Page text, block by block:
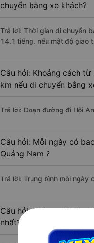
chuyển bằng xe khách?
Trả lời: Thời gian di chuyển
14.1 tiếng, nếu mật độ giao
Câu hỏi: Khoảng cách
km nếu di chuyển bằng
Trả lời: Đoạn đường đi Hội
Câu hỏi: Mỗi ngày có
Quảng Nam ?
Trả lời: Trung bình mỗi
Câu hỏi: Nhà xe đi Hàm
nhất?